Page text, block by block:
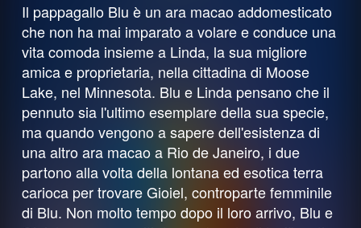
Il pappagallo Blu è un ara macao addomesticato
che non ha mai imparato a volare e conduce una
vita comoda insieme a Linda, la sua migliore
amica e proprietaria, nella cittadina di Moose
Lake, nel Minnesota. Blu e Linda pensano che il
pennuto sia l'ultimo esemplare della sua specie,
ma quando vengono a sapere dell'esistenza di
una altro ara macao a Rio de Janeiro, i due
partono alla volta della lontana ed esotica terra
carioca per trovare Gioiel, controparte femminile
di Blu. Non molto tempo dopo il loro arrivo, Blu e